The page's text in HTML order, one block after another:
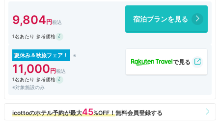
9,804 宿泊プランを見る
1名あたり 参考価格
夏休み＆秋旅フェア！
11,000
1名あたり 参考価格
※対象施設のみ